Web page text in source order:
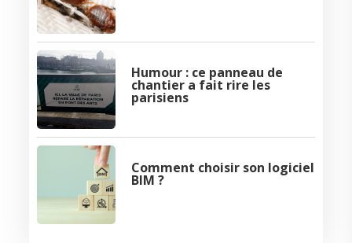
Humour : ce panneau de
chantier a fait rire les
parisiens
Comment choisir son logiciel
BIM ?